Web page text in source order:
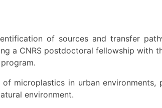
of sources and transfer
a CNRS postdoctoral fellowship
microplastics in urban
environment.